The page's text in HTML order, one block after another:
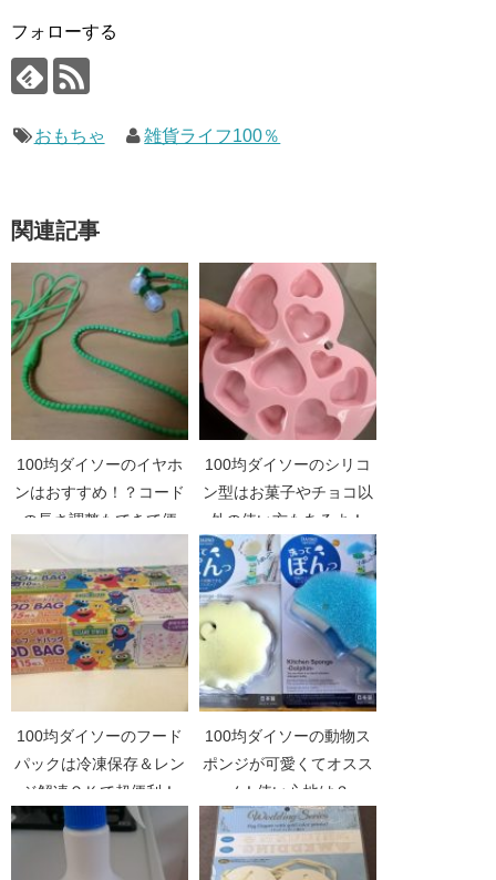
フォローする
おもちゃ 雑貨ライフ100％
関連記事
100均ダイソーのイヤホ
ンはおすすめ！？コード
の長さ調整もできて便
100均ダイソーのシリコ
ン型はお菓子やチョコ以
外の使い方もあるよ！
100均ダイソーのフード
パックは冷凍保存＆レン
ジ解凍ＯＫで超便利！
100均ダイソーの動物ス
ポンジが可愛くてオスス
メ！使い心地は？